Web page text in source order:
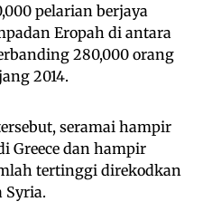
pelarian berjaya
Eropah di antara
280,000 orang
2014.
seramai hampir
Greece dan hampir
tertinggi direkodkan
Syria.